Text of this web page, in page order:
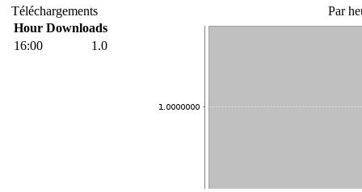
Téléchargements
Hour Downloads
16:00
1.0
Par